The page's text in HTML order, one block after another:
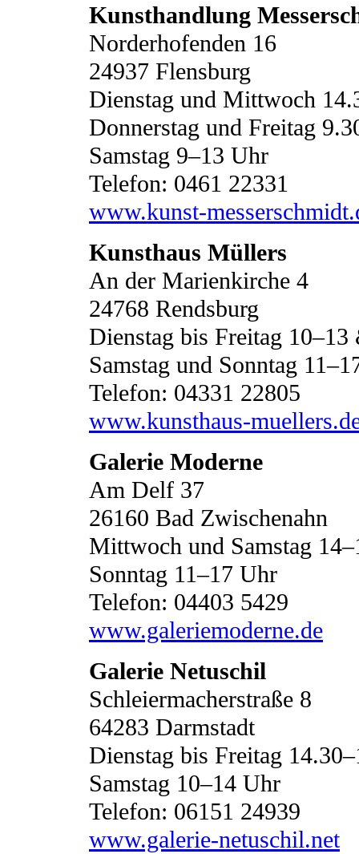
Kunsthandlung
Norderhofenden 16
24937 Flensburg
Dienstag und Mittwoch
Donnerstag und Freitag
Samstag 9–13 Uhr
Telefon: 0461 22331
www.kunst-
Kunsthaus Müllers
An der Marienkirche 4
24768 Rendsburg
Dienstag bis Freitag
Samstag und Sonntag
Telefon: 04331 22805
www.kunsthaus-
Galerie Moderne
Am Delf 37
26160 Bad Zwischenahn
Mittwoch und Samstag
Sonntag 11–17 Uhr
Telefon: 04403 5429
www.galeriemoderne.de
Galerie Netuschil
Schleiermacherstraße 8
64283 Darmstadt
Dienstag bis Freitag
Samstag 10–14 Uhr
Telefon: 06151 24939
www.galerie-netuschil.net